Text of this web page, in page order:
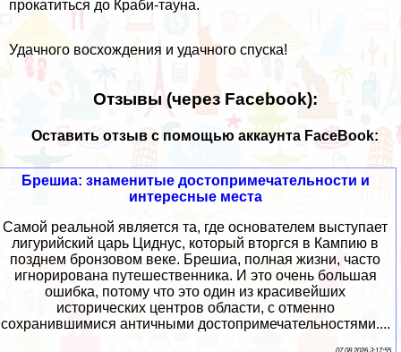
прокатиться до Краби-тауна.
Удачного восхождения и удачного спуска!
Отзывы (через Facebook):
Оставить отзыв с помощью аккаунта FaceBook:
Брешиа: знаменитые достопримечательности и
интересные места
Самой реальной является та, где основателем выступает
лигурийский царь Циднус, который вторгся в Кампию в
позднем бронзовом веке. Брешиа, полная жизни, часто
игнорирована путешественника. И это очень большая
ошибка, потому что это один из красивейших
исторических центров области, с отменно
сохранившимися античными достопримечательностями....